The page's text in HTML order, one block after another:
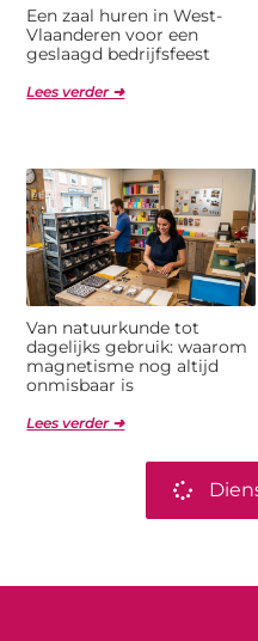
Een zaal huren in West-
Vlaanderen voor een
geslaagd bedrijfsfeest
Lees verder ➜
Van natuurkunde tot
dagelijks gebruik: waarom
magnetisme nog altijd
onmisbaar is
Lees verder ➜